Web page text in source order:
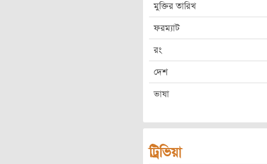
মুক্তির তারিখ
ফরম্যাট
রং
দেশ
ভাষা
ট্রিভিয়া